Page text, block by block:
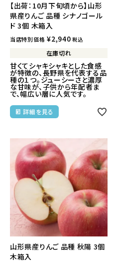
【出荷：10月下旬頃から】山形
県産りんご 品種 シナノゴール
ド 3個 木箱入
当店特別価格 ¥2,940 税込
在庫切れ
甘くてシャキシャキとした食感
が特徴の、長野県を代表する品
種の１つ。ジューシーさと濃厚
な甘味が、子供から年配者ま
で、幅広い層に人気です。
詳細を見る
山形県産りんご 品種 秋陽 3個
木箱入